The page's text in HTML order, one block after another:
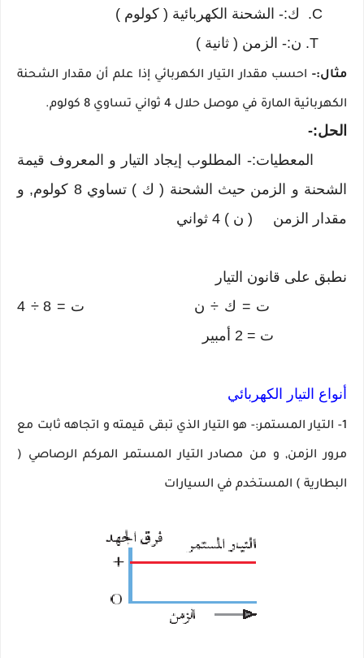
مثال:- احسب مقدار التيار الكهربائي إذا علم أن مقدار الشحنة
الكهربائية المارة في موصل حلال 4 ثواني تساوي 8 كولوم.
الحل:-
المعطيات:- المطلوب إيجاد التيار و المعروف قيمة
الشحنة و الزمن حيث الشحنة ( ك ) تساوي 8 كولوم, و
مقدار الزمن ( ن ) 4 ثواني
نطبق على قانون التيار
ت = ك ÷ ن ت = 8 ÷ 4
ت = 2 أمبير
أنواع التيار الكهربائي
1- التيار المستمر:- هو التيار الذي تبقى قيمته و اتجاهه ثابت مع
مرور الزمن, و من مصادر التيار المستمر المركم الرصاصي (
البطارية ) المستخدم في السيارات